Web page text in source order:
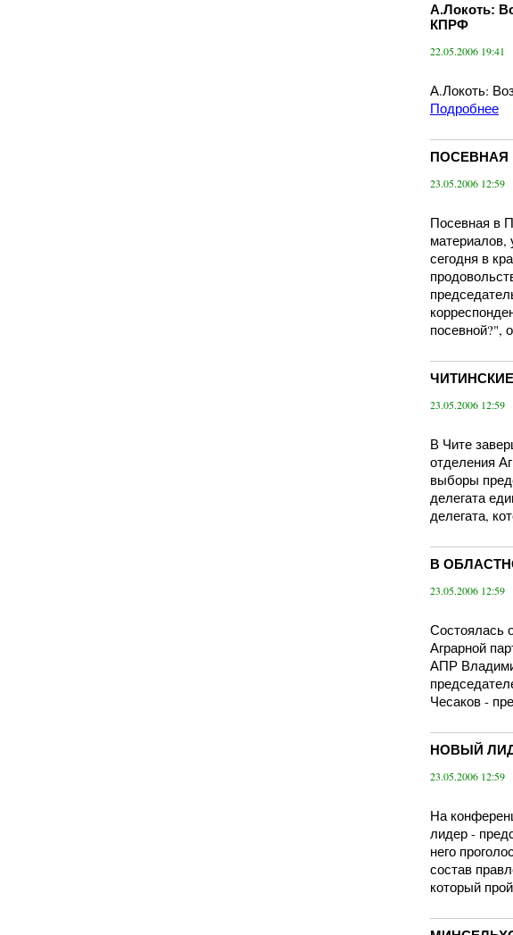
А.Локоть:
КПРФ
22.05.2006 19:41
А.Локоть:
Подробнее
ПОСЕВНАЯ
23.05.2006 12:59
Посевная в
материалов,
сегодня в
посевной?",
23.05.2006 12:59
В Чите
отделения
выборы
делегата
делегата,
В
23.05.2006 12:59
Состоялась
Аграрной
АПР
Чесаков -
НОВЫЙ
23.05.2006 12:59
На
лидер -
него
состав
который